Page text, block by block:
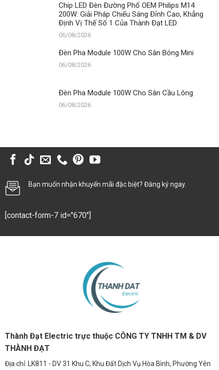
Chip LED Đèn Đường Phố OEM Philips M14
200W: Giải Pháp Chiếu Sáng Đỉnh Cao, Khẳng
Định Vị Thế Số 1 Của Thành Đạt LED
06/08/2026
Đèn Pha Module 100W Cho Sân Bóng Mini
06/08/2026
Đèn Pha Module 100W Cho Sân Cầu Lông
06/08/2026
Bạn muốn nhận khuyến mãi đặc biệt? Đăng ký ngay.
[contact-form-7 id="670"]
Thành Đạt Electric trực thuộc CÔNG TY TNHH TM & DV
THÀNH ĐẠT
Địa chỉ: LK811 - DV 31 Khu C, Khu Đất Dịch Vụ Hòa Bình, Phường Yên